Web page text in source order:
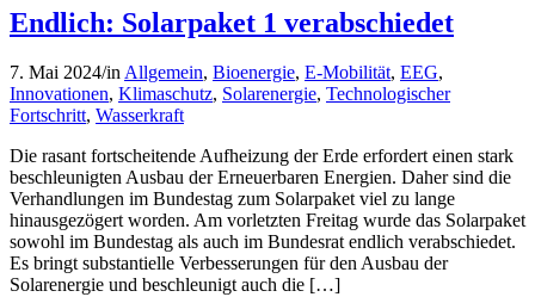
Endlich: Solarpaket 1 verabschiedet
7. Mai 2024/inAllgemein, Bioenergie, E-Mobilität, EEG,
Innovationen, Klimaschutz, Solarenergie, Technologischer
Fortschritt, Wasserkraft
Die rasant fortscheitende Aufheizung der Erde erfordert einen stark
beschleunigten Ausbau der Erneuerbaren Energien. Daher sind die
Verhandlungen im Bundestag zum Solarpaket viel zu lange
hinausgezögert worden. Am vorletzten Freitag wurde das Solarpaket
sowohl im Bundestag als auch im Bundesrat endlich verabschiedet.
Es bringt substantielle Verbesserungen für den Ausbau der
Solarenergie und beschleunigt auch die […]